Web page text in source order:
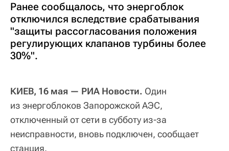
Ранее сообщалось, что энергоблок
отключился вследствие срабатывания
"защиты рассогласования положения
регулирующих клапанов турбины более
30%".
КИЕВ, 16 мая — РИА Новости. Один
из энергоблоков Запорожской АЭС,
отключенный от сети в субботу из-за
неисправности, вновь подключен, сообщает
станция.